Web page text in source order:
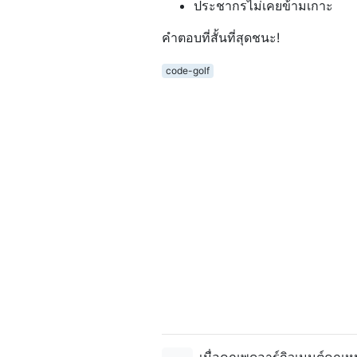
ประชากรไม่เคยข้ามเกาะ
คำตอบที่สั้นที่สุดชนะ!
code-golf